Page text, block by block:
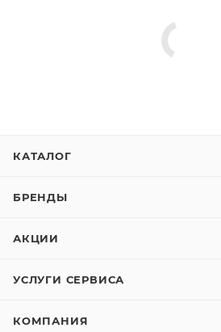
КАТАЛОГ
БРЕНДЫ
АКЦИИ
УСЛУГИ СЕРВИСА
КОМПАНИЯ